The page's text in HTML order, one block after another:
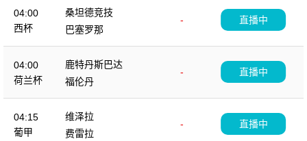
04:00
西杯
桑坦德竞技
-
巴塞罗那
直播中
04:00
荷兰杯
鹿特丹斯巴达
-
福伦丹
直播中
04:15
葡甲
维泽拉
-
费雷拉
直播中